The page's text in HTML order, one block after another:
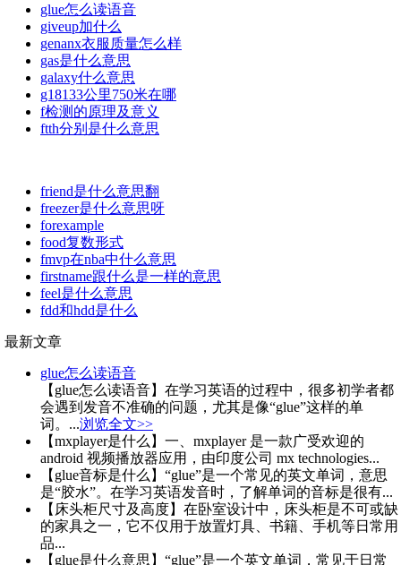
glue怎么读语音
giveup加什么
genanx衣服质量怎么样
gas是什么意思
galaxy什么意思
g18133公里750米在哪
f检测的原理及意义
ftth分别是什么意思
friend是什么意思翻
freezer是什么意思呀
forexample
food复数形式
fmvp在nba中什么意思
firstname跟什么是一样的意思
feel是什么意思
fdd和hdd是什么
最新文章
glue怎么读语音
【glue怎么读语音】在学习英语的过程中，很多初学者都
会遇到发音不准确的问题，尤其是像“glue”这样的单
词。...浏览全文>>
【mxplayer是什么】一、mxplayer 是一款广受欢迎的
android 视频播放器应用，由印度公司 mx technologies...
【glue音标是什么】“glue”是一个常见的英文单词，意思
是“胶水”。在学习英语发音时，了解单词的音标是很有...
【床头柜尺寸及高度】在卧室设计中，床头柜是不可或缺
的家具之一，它不仅用于放置灯具、书籍、手机等日常用
品...
【glue是什么意思】“glue”是一个英文单词，常见于日常